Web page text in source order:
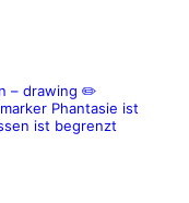
– drawing ✏️
Phantasie ist
ist begrenzt